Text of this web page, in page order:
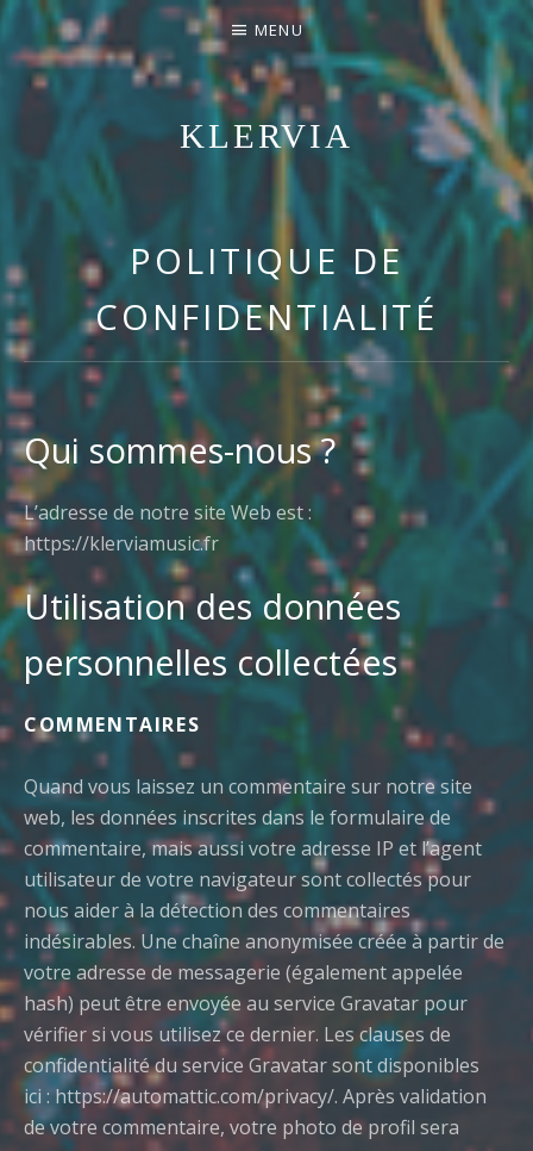
KLERVIA
ENTREZ DANS SON UNIVERS POP/FOLK
MENU
POLITIQUE DE
CONFIDENTIALITÉ
Qui sommes-nous ?
L’adresse de notre site Web est :
https://klerviamusic.fr
Utilisation des données
personnelles collectées
COMMENTAIRES
Quand vous laissez un commentaire sur notre site
web, les données inscrites dans le formulaire de
commentaire, mais aussi votre adresse IP et l’agent
utilisateur de votre navigateur sont collectés pour
nous aider à la détection des commentaires
indésirables. Une chaîne anonymisée créée à partir de
votre adresse de messagerie (également appelée
hash) peut être envoyée au service Gravatar pour
vérifier si vous utilisez ce dernier. Les clauses de
confidentialité du service Gravatar sont disponibles
ici : https://automattic.com/privacy/. Après validation
de votre commentaire, votre photo de profil sera